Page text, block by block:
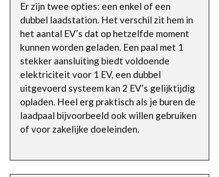
Er zijn twee opties: een enkel of een
dubbel laadstation. Het verschil zit hem in
het aantal EV’s dat op hetzelfde moment
kunnen worden geladen. Een paal met 1
stekker aansluiting biedt voldoende
elektriciteit voor 1 EV, een dubbel
uitgevoerd systeem kan 2 EV’s gelijktijdig
opladen. Heel erg praktisch als je buren de
laadpaal bijvoorbeeld ook willen gebruiken
of voor zakelijke doeleinden.